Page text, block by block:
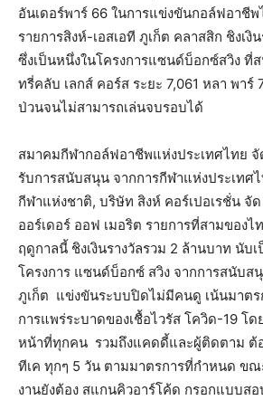
อันเดอร์พาร์ 66 ในการแข่งขันกอล์ฟอาชี
รายการสิงห์-เอสเอที ภูเก็ต คลาสสิก ชิงเงิ
ซึ่งเป็นหนึ่งในโครงการแซนด์บ็อกซ์สวิง
ทรี่คลับ เลกส์ คอร์ส ระยะ 7,061 หลา พาร์
ป่วนจนไม่สามารถเล่นจบรอบได้
สมาคมกีฬากอล์ฟอาชีพแห่งประเทศไทย
รับการสนับสนุน จากการกีฬาแห่งประเท
กีฬาแห่งชาติ, บริษัท สิงห์ คอร์เปอเรชั่น จั
ออร์เดอร์ ออฟ เมอริต รายการที่สามของ
ฤดูกาลนี้ ชิงเงินรางวัลรวม 2 ล้านบาท นับ
โครงการ แซนด์บ็อกซ์ สวิง จากการสนับส
ภูเก็ต แข่งขันระบบปิดไม่มีคนดู เน้นมาต
การแพร่ระบาดของเชื้อไวรัส โควิด-19 โ
หน้าที่ทุกคน รวมถึงแคดดี้และผู้ติดตาม ต้อ
ทีเค ทุกๆ 5 วัน ตามมาตรการที่กำหนด ข
งานยังต้อง สแกนคิวอาร์โค้ด กรอกแบบสอ